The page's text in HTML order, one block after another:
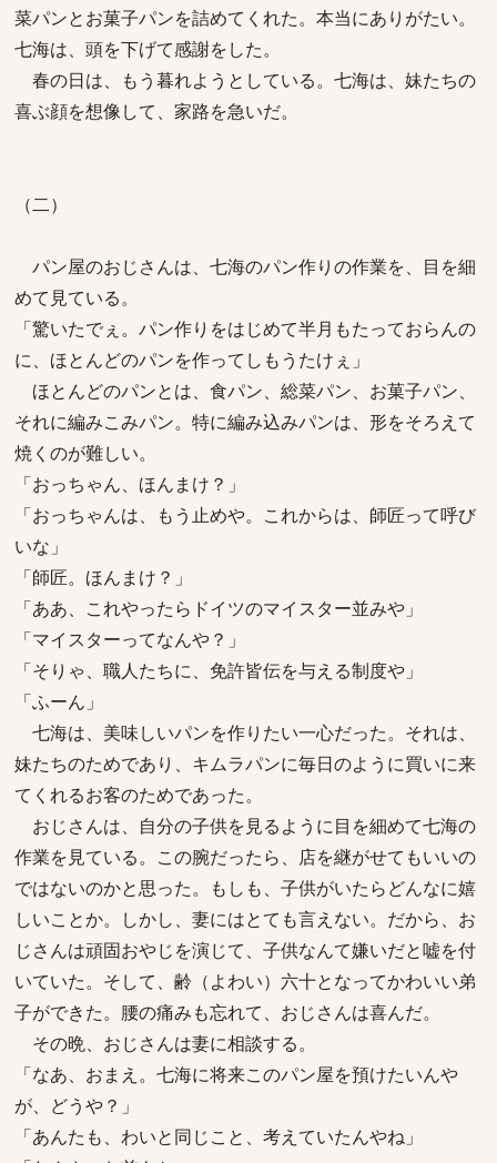
菜パンとお菓子パンを詰めてくれた。本当にありがたい。
七海は、頭を下げて感謝をした。
春の日は、もう暮れようとしている。七海は、妹たちの
喜ぶ顔を想像して、家路を急いだ。
（二）
パン屋のおじさんは、七海のパン作りの作業を、目を細
めて見ている。
「驚いたでぇ。パン作りをはじめて半月もたっておらんの
に、ほとんどのパンを作ってしもうたけぇ」
ほとんどのパンとは、食パン、総菜パン、お菓子パン、
それに編みこみパン。特に編み込みパンは、形をそろえて
焼くのが難しい。
「おっちゃん、ほんまけ？」
「おっちゃんは、もう止めや。これからは、師匠って呼び
いな」
「師匠。ほんまけ？」
「ああ、これやったらドイツのマイスター並みや」
「マイスターってなんや？」
「そりゃ、職人たちに、免許皆伝を与える制度や」
「ふーん」
七海は、美味しいパンを作りたい一心だった。それは、
妹たちのためであり、キムラパンに毎日のように買いに来
てくれるお客のためであった。
おじさんは、自分の子供を見るように目を細めて七海の
作業を見ている。この腕だったら、店を継がせてもいいの
ではないのかと思った。もしも、子供がいたらどんなに嬉
しいことか。しかし、妻にはとても言えない。だから、お
じさんは頑固おやじを演じて、子供なんて嫌いだと嘘を付
いていた。そして、齢（よわい）六十となってかわいい弟
子ができた。腰の痛みも忘れて、おじさんは喜んだ。
その晩、おじさんは妻に相談する。
「なあ、おまえ。七海に将来このパン屋を預けたいんや
が、どうや？」
「あんたも、わいと同じこと、考えていたんやね」